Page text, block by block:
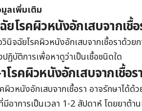
ลเพิ่มเติม
ยโรคผิวหนังอักเสบจากเชื้อ
นิจฉัยโรคผิวหนังอักเสบจากเชื้อราด้วย
ฏิบัติการเพื่อหาดูว่าเป็นเชื้อชนิดใด
โรคผิวหนังอักเสบจากเชื้อรา
ผิวหนังอักเสบจากเชื้อรา อาจรักษาได้ด้
อาการเป็นเวลา 1-2 สัปดาห์ โดยยาต้